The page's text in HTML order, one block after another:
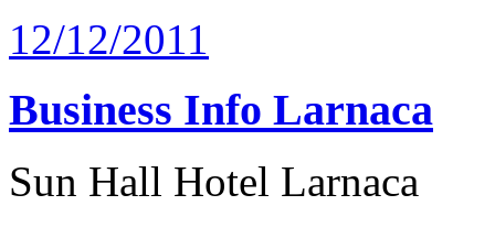
12/12/2011
Business Info Larnaca
Sun Hall Hotel Larnaca